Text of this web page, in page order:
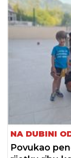
NA DUBINI
Povukao